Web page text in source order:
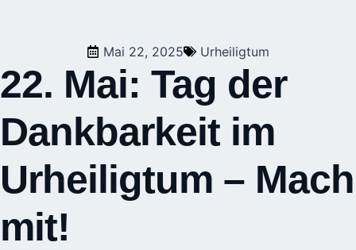
Mai 22, 2025 Urheiligtum
22. Mai: Tag der
Dankbarkeit im
Urheiligtum – Mach
mit!